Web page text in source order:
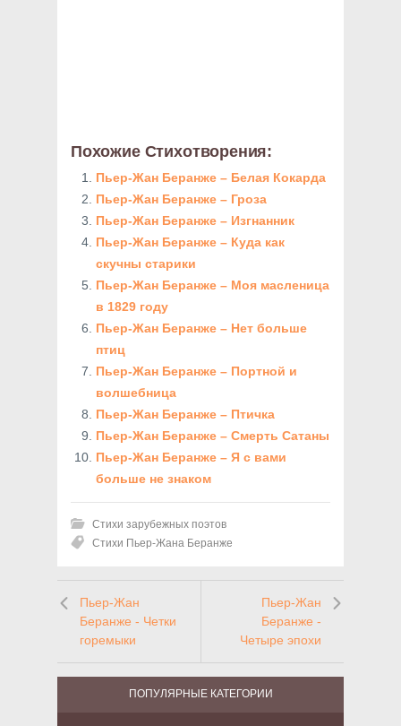
Похожие Стихотворения:
Пьер-Жан Беранже – Белая Кокарда
Пьер-Жан Беранже – Гроза
Пьер-Жан Беранже – Изгнанник
Пьер-Жан Беранже – Куда как
скучны старики
Пьер-Жан Беранже – Моя масленица
в 1829 году
Пьер-Жан Беранже – Нет больше
птиц
Пьер-Жан Беранже – Портной и
волшебница
Пьер-Жан Беранже – Птичка
Пьер-Жан Беранже – Смерть Сатаны
Пьер-Жан Беранже – Я с вами
больше не знаком
Стихи зарубежных поэтов
Стихи Пьер-Жана Беранже
Пьер-Жан
Беранже - Четки
горемыки
Пьер-Жан
Беранже -
Четыре эпохи
ПОПУЛЯРНЫЕ КАТЕГОРИИ